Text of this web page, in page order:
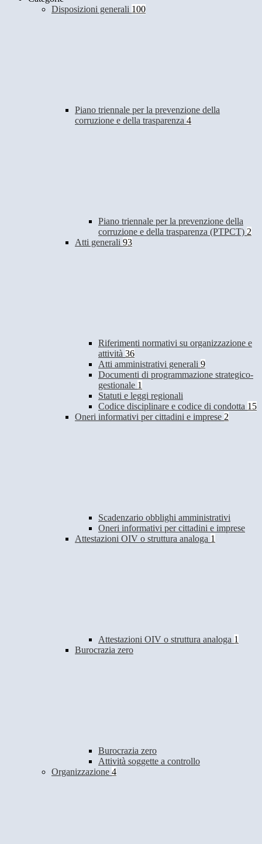
Disposizioni generali 100
Piano triennale per la prevenzione della
corruzione e della trasparenza 4
Piano triennale per la prevenzione della
corruzione e della trasparenza (PTPCT) 2
Atti generali 93
Riferimenti normativi su organizzazione e
attività 36
Atti amministrativi generali 9
Documenti di programmazione strategico-
gestionale 1
Statuti e leggi regionali
Codice disciplinare e codice di condotta 15
Oneri informativi per cittadini e imprese 2
Scadenzario obblighi amministrativi
Oneri informativi per cittadini e imprese
Attestazioni OIV o struttura analoga 1
Attestazioni OIV o struttura analoga 1
Burocrazia zero
Burocrazia zero
Attività soggette a controllo
Organizzazione 4